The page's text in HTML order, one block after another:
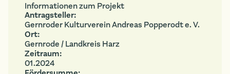
Informationen zum Projekt
Antragsteller:
Gernroder Kulturverein Andreas Popperodt e. V.
Ort:
Gernrode / Landkreis Harz
Zeitraum:
01.2024